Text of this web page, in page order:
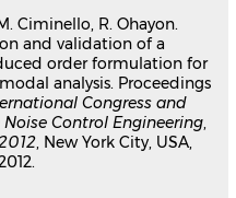
Ciminello, R. Ohayon.
and validation of a
order formulation for
analysis. Proceedings
Congress and
Control Engineering,
, New York City, USA,